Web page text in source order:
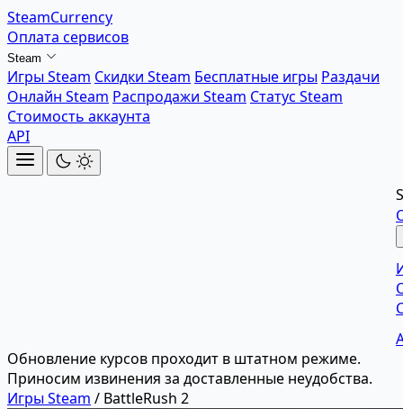
SteamCurrency
Оплата сервисов
Steam
Игры Steam Скидки Steam Бесплатные игры Раздачи
Онлайн Steam Распродажи Steam Статус Steam
Стоимость аккаунта
API
Обновление курсов проходит в штатном режиме.
Приносим извинения за доставленные неудобства.
Игры Steam / BattleRush 2